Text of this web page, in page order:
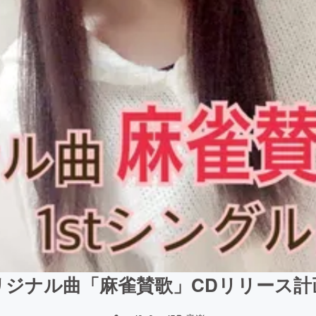
ナル曲「麻雀賛歌」CDリリース